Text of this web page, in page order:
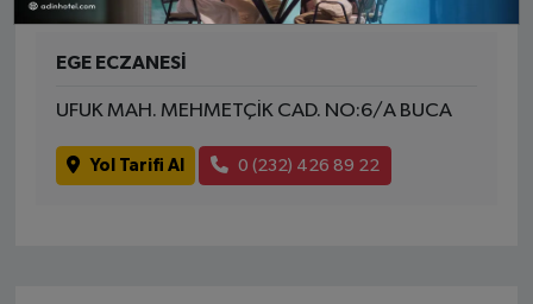
EGE ECZANESİ
UFUK MAH. MEHMETÇİK CAD. NO:6/A BUCA
Yol Tarifi Al 0 (232) 426 89 22